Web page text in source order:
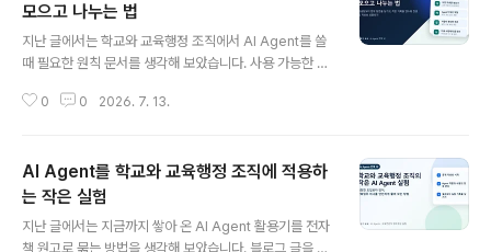
모으고 나누는 법
지난 글에서는 학교와 교육행정 조직에서 AI Agent를 쓸
때 필요한 원칙 문서를 생각해 보았습니다. 사용 가능한 업
검토 절차를 문서로 남기자는 이야기였습니다. 그런데 원
지, 무엇을 조심해야 했는지가 함께 쌓여야 합니다. Herm
es Agent로 이 연재를 준비하면서 저도 매번 작은 기록을
남깁니다. 00_목차.md에 글의 순서와 준비 상태를 적고,
원고와 이미지 파일을 같은 폴더 안에 둡니다. Google Dr
0 0 2026. 7. 13.
AI Agent를 학교와 교육행정 조직에 적용하
는 작은 실험
지난 글에서는 지금까지 쌓아 온 AI Agent 활용기를 전자
책 원고로 묶는 방법을 생각해 보았습니다. 블로그 글을 모